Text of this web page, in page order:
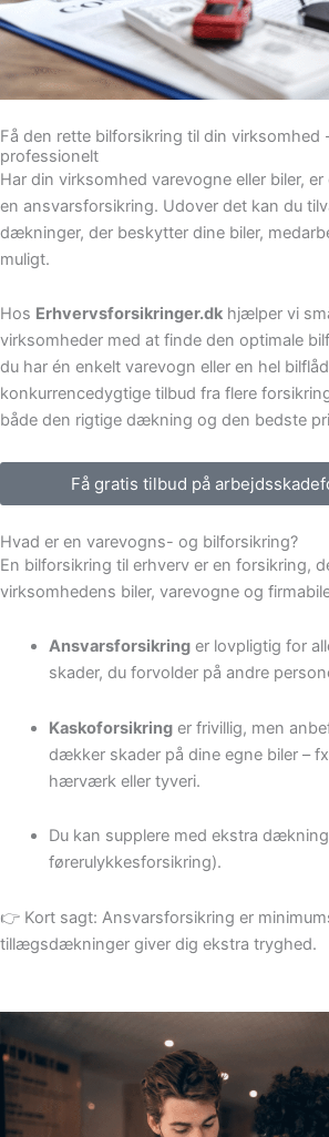
Få den rette bilforsikring til din virksomhed
professionelt
Har din virksomhed varevogne eller biler,
en ansvarsforsikring. Udover det kan du
dækninger, der beskytter dine biler,
muligt.
Hos Erhvervsforsikringer.dk hjælper vi
virksomheder med at finde den optimale
du har én enkelt varevogn eller en hel
konkurrencedygtige tilbud fra flere
både den rigtige dækning og den bedste
Få gratis tilbud på
Hvad er en varevogns- og bilforsikring?
En bilforsikring til erhverv er en forsikring,
virksomhedens biler, varevogne og
Ansvarsforsikringer lovpligtig for
skader, du forvolder på andre
Kaskoforsikringer frivillig, men
dækker skader på dine egne biler –
hærværk eller tyveri.
Du kan supplere med ekstra
førerulykkesforsikring).
👉 Kort sagt: Ansvarsforsikring er
tillægsdækninger giver dig ekstra tryghed.